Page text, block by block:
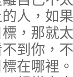
人，如
，那就
到你，
在哪裡